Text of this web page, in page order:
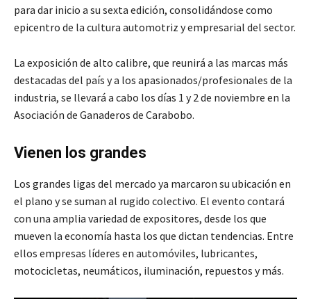
para dar inicio a su sexta edición, consolidándose como
epicentro de la cultura automotriz y empresarial del sector.
La exposición de alto calibre, que reunirá a las marcas más
destacadas del país y a los apasionados/profesionales de la
industria, se llevará a cabo los días 1 y 2 de noviembre en la
Asociación de Ganaderos de Carabobo.
Vienen los grandes
Los grandes ligas del mercado ya marcaron su ubicación en
el plano y se suman al rugido colectivo. El evento contará
con una amplia variedad de expositores, desde los que
mueven la economía hasta los que dictan tendencias. Entre
ellos empresas líderes en automóviles, lubricantes,
motocicletas, neumáticos, iluminación, repuestos y más.